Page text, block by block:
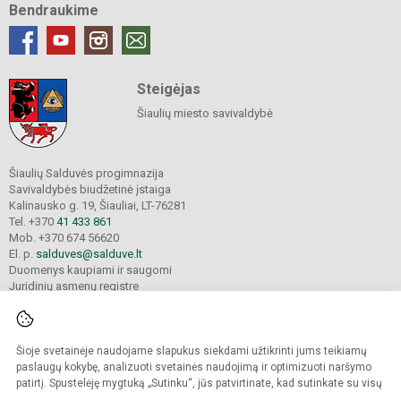
Šioje svetainėje naudojame slapukus siekdami užtikrinti jums teikiamų
paslaugų kokybę, analizuoti svetainės naudojimą ir optimizuoti naršymo
patirtį. Spustelėję mygtuką „Sutinku“, jūs patvirtinate, kad sutinkate su visų
Bendraukime
Steigėjas
Šiaulių miesto savivaldybė
Šiaulių Salduvės progimnazija
Savivaldybės biudžetinė įstaiga
Kalinausko g. 19, Šiauliai, LT-76281
Tel. +370 41 433 861
Mob. +370 674 56620
El. p. salduves@salduve.lt
Duomenys kaupiami ir saugomi
Juridinių asmenų registre
© 2026. Šiaulių Salduvės progimnazija. Visos teisės saugomos.
Kopijuoti turinį be raštiško įstaigos administracijos sutikimo griežtai draudžiama.